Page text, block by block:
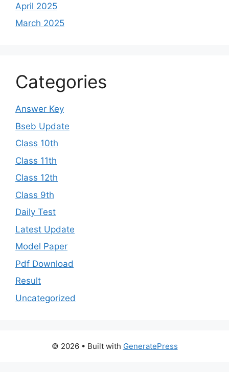
April 2025
March 2025
Categories
Answer Key
Bseb Update
Class 10th
Class 11th
Class 12th
Class 9th
Daily Test
Latest Update
Model Paper
Pdf Download
Result
Uncategorized
© 2026 • Built with GeneratePress